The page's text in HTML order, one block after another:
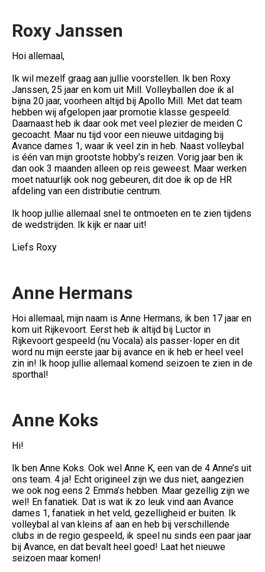
Roxy Janssen
Hoi allemaal,
Ik wil mezelf graag aan jullie voorstellen. Ik ben Roxy
Janssen, 25 jaar en kom uit Mill. Volleyballen doe ik al
bijna 20 jaar, voorheen altijd bij Apollo Mill. Met dat team
hebben wij afgelopen jaar promotie klasse gespeeld.
Daarnaast heb ik daar ook met veel plezier de meiden C
gecoacht. Maar nu tijd voor een nieuwe uitdaging bij
Avance dames 1, waar ik veel zin in heb. Naast volleybal
is één van mijn grootste hobby’s reizen. Vorig jaar ben ik
dan ook 3 maanden alleen op reis geweest. Maar werken
moet natuurlijk ook nog gebeuren, dit doe ik op de HR
afdeling van een distributie centrum.
Ik hoop jullie allemaal snel te ontmoeten en te zien tijdens
de wedstrijden. Ik kijk er naar uit!
Liefs Roxy
Anne Hermans
Hoi allemaal, mijn naam is Anne Hermans, ik ben 17 jaar en
kom uit Rijkevoort. Eerst heb ik altijd bij Luctor in
Rijkevoort gespeeld (nu Vocala) als passer-loper en dit
word nu mijn eerste jaar bij avance en ik heb er heel veel
zin in! Ik hoop jullie allemaal komend seizoen te zien in de
sporthal!
Anne Koks
Hi!
Ik ben Anne Koks. Ook wel Anne K, een van de 4 Anne’s uit
ons team. 4 ja! Echt origineel zijn we dus niet, aangezien
we ook nog eens 2 Emma’s hebben. Maar gezellig zijn we
wel! En fanatiek. Dat is wat ik zo leuk vind aan Avance
dames 1, fanatiek in het veld, gezelligheid er buiten. Ik
volleybal al van kleins af aan en heb bij verschillende
clubs in de regio gespeeld, ik speel nu sinds een paar jaar
bij Avance, en dat bevalt heel goed! Laat het nieuwe
seizoen maar komen!